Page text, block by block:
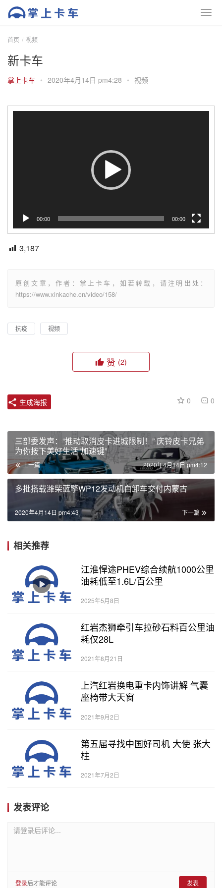
首页 视频
新卡车
掌上卡车 • 2020年4月14日 pm4:28 • 视频
00:00 00:00
3,187
原创文章，作者：掌上卡车，如若转载，请注明出处：
https://www.xinkache.cn/video/158/
抗疫 视频
赞 (2)
0 0
生成海报
三部委发声：“推动取消皮卡进城限制！” 庆铃皮卡兄弟
为你按下美好生活“加速键”
上一篇 2020年4月14日 pm4:12
多批搭载潍柴蓝擎WP12发动机自卸车交付内蒙古
下一篇
2020年4月14日 pm4:43
相关推荐
江淮悍途PHEV综合续航1000公里
油耗低至1.6L/百公里
2025年5月8日
红岩杰狮牵引车拉砂石料百公里油
耗仅28L
2021年8月21日
上汽红岩换电重卡内饰讲解 气囊
座椅带大天窗
2021年9月2日
第五届寻找中国好司机 大使 张大
柱
2021年7月2日
发表评论
请登录后评论...
登录后才能评论 发表